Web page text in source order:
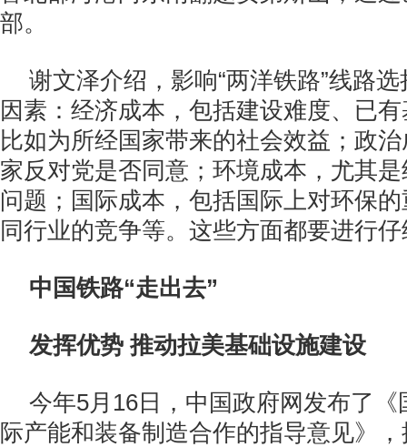
部。
谢文泽介绍，影响“两洋铁路”线路
因素：经济成本，包括建设难度、已
比如为所经国家带来的社会效益；政
家反对党是否同意；环境成本，尤其
问题；国际成本，包括国际上对环保
同行业的竞争等。这些方面都要进行
中国铁路“走出去”
发挥优势 推动拉美基础设施建设
今年5月16日，中国政府网发布了
际产能和装备制造合作的指导意见》